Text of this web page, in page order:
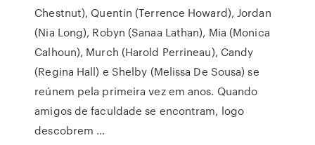
Chestnut), Quentin (Terrence Howard), Jordan
(Nia Long), Robyn (Sanaa Lathan), Mia (Monica
Calhoun), Murch (Harold Perrineau), Candy
(Regina Hall) e Shelby (Melissa De Sousa) se
reúnem pela primeira vez em anos. Quando
amigos de faculdade se encontram, logo
descobrem …